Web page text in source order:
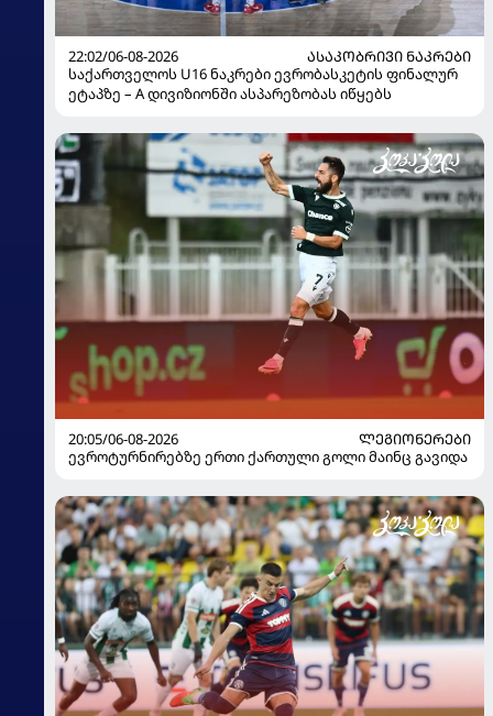
22:02/06-08-2026
ᲐᲡᲐᲙᲝᲑᲠᲘᲕᲘ ᲜᲐᲙᲠᲔᲑᲘ
საქართველოს U16 ნაკრები ევრობასკეტის ფინალურ
ეტაპზე – A დივიზიონში ასპარეზობას იწყებს
20:05/06-08-2026
ᲚᲔᲒᲘᲝᲜᲔᲠᲔᲑᲘ
ევროტურნირებზე ერთი ქართული გოლი მაინც გავიდა